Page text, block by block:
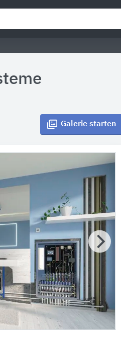
Galerie starten